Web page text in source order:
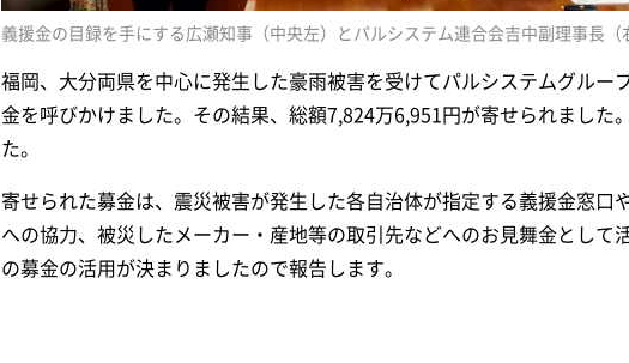
義援金の目録を手にする広瀬知事（中央左）とパルシステム連合会吉中副理事長（
福岡、大分両県を中心に発生した豪雨被害を受けてパルシステムグルー
金を呼びかけました。その結果、総額7,824万6,951円が寄せられました
た。
寄せられた募金は、震災被害が発生した各自治体が指定する義援金窓口
への協力、被災したメーカー・産地等の取引先などへのお見舞金として
の募金の活用が決まりましたので報告します。